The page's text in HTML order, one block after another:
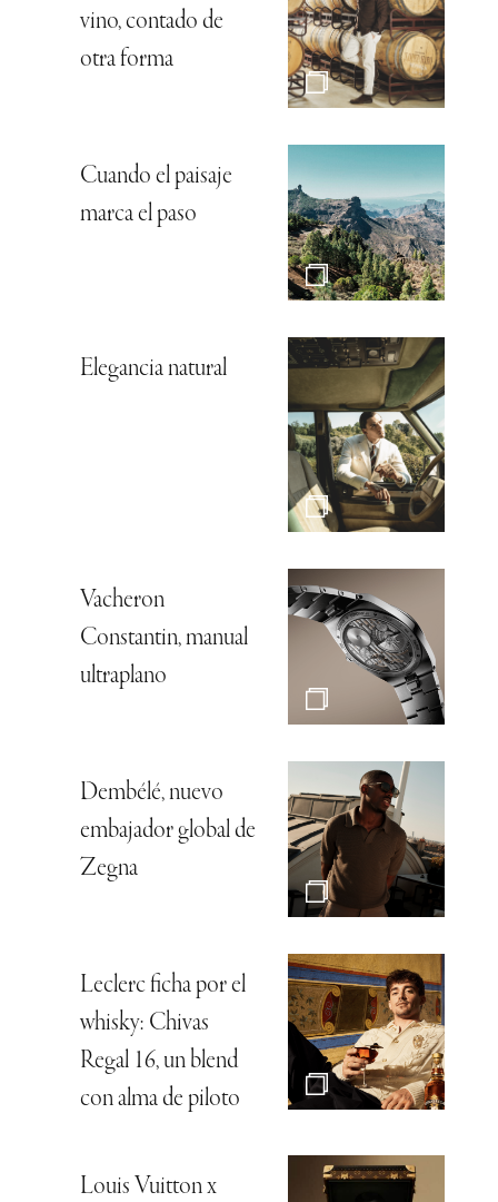
vino, contado de
otra forma
Cuando el paisaje
marca el paso
Elegancia natural
Vacheron
Constantin, manual
ultraplano
Dembélé, nuevo
embajador global de
Zegna
Leclerc ficha por el
whisky: Chivas
Regal 16, un blend
con alma de piloto
Louis Vuitton x